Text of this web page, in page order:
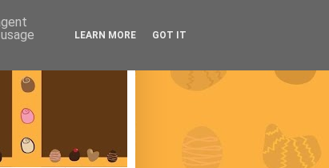
LEARN MORE GOT IT